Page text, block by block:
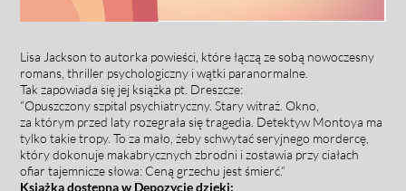
Lisa Jackson to autorka powieści, które łączą ze sobą nowoczesny
romans, thriller psychologiczny i wątki paranormalne.
Tak zapowiada się jej książka pt. Dreszcze:
“Opuszczony szpital psychiatryczny. Stary witraż. Okno,
za którym przed laty rozegrała się tragedia. Detektyw Montoya ma
tylko takie tropy. To za mało, żeby schwytać seryjnego mordercę,
który dokonuje makabrycznych zbrodni i zostawia przy ciałach
ofiar tajemnicze słowa: Ceną grzechu jest śmierć.“
Książka dostępna w Depozycie dzięki: